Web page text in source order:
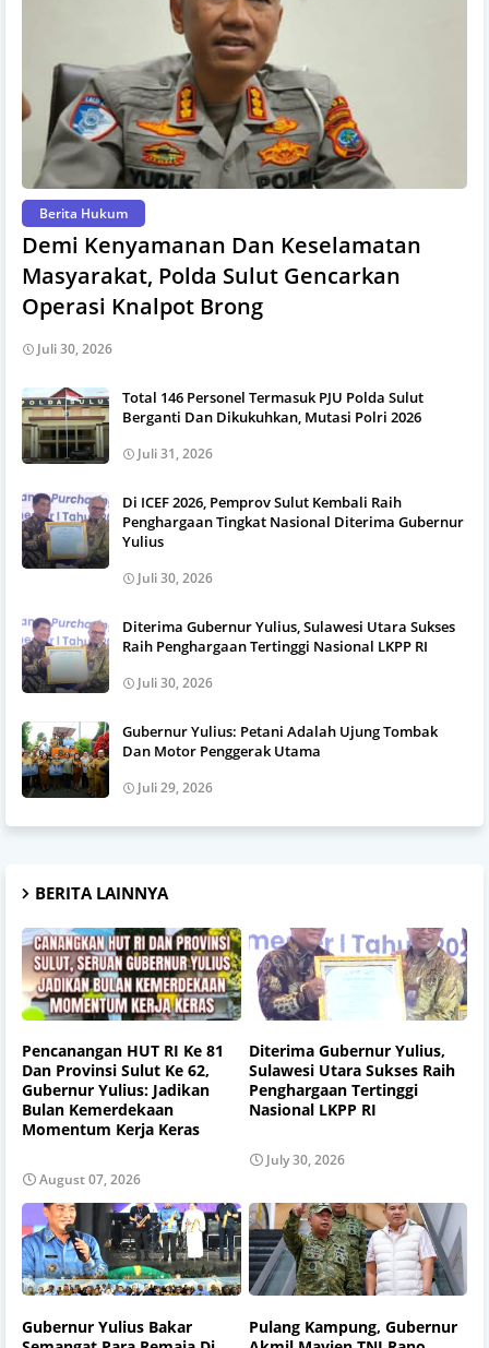
Berita Hukum
Demi Kenyamanan Dan Keselamatan
Masyarakat, Polda Sulut Gencarkan
Operasi Knalpot Brong
Juli 30, 2026
Total 146 Personel Termasuk PJU Polda Sulut
Berganti Dan Dikukuhkan, Mutasi Polri 2026
Juli 31, 2026
Di ICEF 2026, Pemprov Sulut Kembali Raih
Penghargaan Tingkat Nasional Diterima Gubernur
Yulius
Juli 30, 2026
Diterima Gubernur Yulius, Sulawesi Utara Sukses
Raih Penghargaan Tertinggi Nasional LKPP RI
Juli 30, 2026
Gubernur Yulius: Petani Adalah Ujung Tombak
Dan Motor Penggerak Utama
Juli 29, 2026
BERITA LAINNYA
Pencanangan HUT RI Ke 81
Dan Provinsi Sulut Ke 62,
Gubernur Yulius: Jadikan
Bulan Kemerdekaan
Momentum Kerja Keras
August 07, 2026
Diterima Gubernur Yulius,
Sulawesi Utara Sukses Raih
Penghargaan Tertinggi
Nasional LKPP RI
July 30, 2026
Gubernur Yulius Bakar
Pulang Kampung, Gubernur